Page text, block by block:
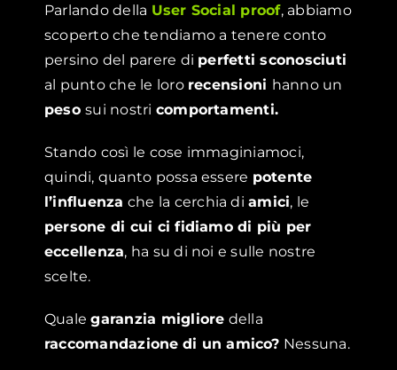
Parlando della User Social proof, abbiamo
scoperto che tendiamo a tenere conto
persino del parere di perfetti sconosciuti
al punto che le loro recensioni hanno un
pesosui nostri comportamenti.
Stando così le cose immaginiamoci,
quindi, quanto possa essere potente
l’influenza che la cerchia diamici, le
persone di cui ci fidiamo di più per
eccellenza, ha su di noi e sulle nostre
scelte.
Qualegaranzia migliore della
raccomandazione di un amico? Nessuna.